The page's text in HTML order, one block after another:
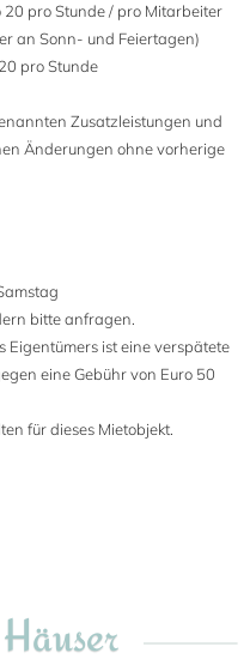
pro Stunde / pro Mitarbeiter
an Sonn- und Feiertagen)
pro Stunde
Zusatzleistungen und
Änderungen ohne vorherige
bitte anfragen.
Eigentümers ist eine verspätete
eine Gebühr von Euro 50
für dieses Mietobjekt.